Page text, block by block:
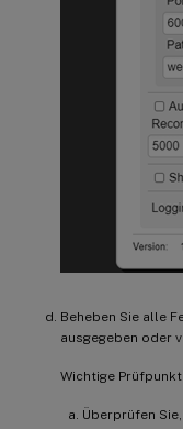
Beheben Sie alle
ausgegeben oder
Wichtige
Überprüfen